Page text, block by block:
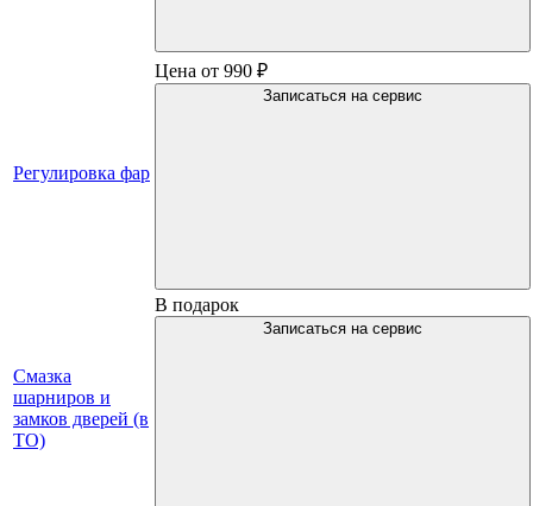
Регулировка фар
Цена от 990 ₽
Записаться на сервис
Смазка
шарниров и
замков дверей (в
ТО)
В подарок
Записаться на сервис